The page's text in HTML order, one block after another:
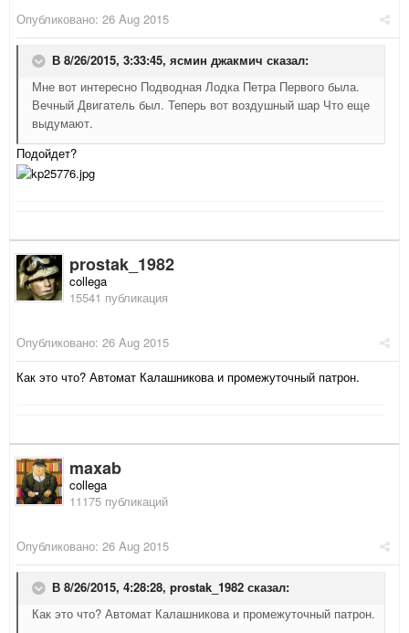
Опубликовано: 26 Aug 2015
В 8/26/2015, 3:33:45, ясмин джакмич сказал:
Мне вот интересно Подводная Лодка Петра Первого была.
Вечный Двигатель был. Теперь вот воздушный шар Что еще
выдумают.
Подойдет?
prostak_1982
collega
15541 публикация
Опубликовано: 26 Aug 2015
Как это что? Автомат Калашникова и промежуточный патрон.
maxab
collega
11175 публикаций
Опубликовано: 26 Aug 2015
В 8/26/2015, 4:28:28, prostak_1982 сказал:
Как это что? Автомат Калашникова и промежуточный патрон.